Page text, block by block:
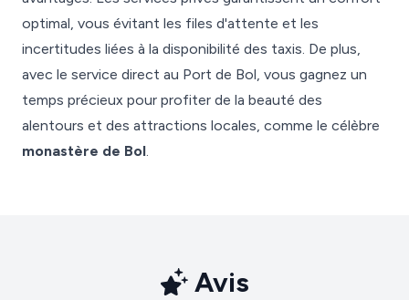
optimal, vous évitant les files d'attente et les
incertitudes liées à la disponibilité des taxis. De plus,
avec le service direct au Port de Bol, vous gagnez un
temps précieux pour profiter de la beauté des
alentours et des attractions locales, comme le célèbre
monastère de Bol.
Avis